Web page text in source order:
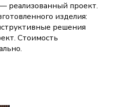
реализованный проект.
изделия:
решения
Стоимость